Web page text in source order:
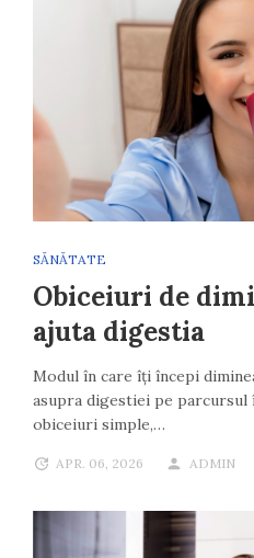
SĂNĂTATE
Obiceiuri de
ajuta digestia
Modul în care îți începi
asupra digestiei pe
obiceiuri simple,…
APR. 06, 2026 ADMIN